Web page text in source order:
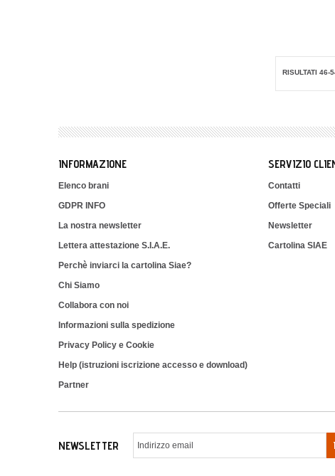
RISULTATI 46-
INFORMAZIONE
Elenco brani
GDPR INFO
La nostra newsletter
Lettera attestazione S.I.A.E.
Perchè inviarci la cartolina Siae?
Chi Siamo
Collabora con noi
Informazioni sulla spedizione
Privacy Policy e Cookie
Help (istruzioni iscrizione accesso e download)
Partner
SERVIZIO
Contatti
Offerte Speciali
Newsletter
Cartolina SIAE
NEWSLETTER